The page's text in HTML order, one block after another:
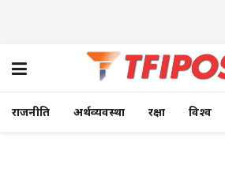
राजनीति अर्थव्यवस्था रक्षा विश्व